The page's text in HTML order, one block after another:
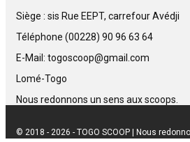
Siège : sis Rue EEPT, carrefour Avédji
Téléphone (00228) 90 96 63 64
E-Mail: togoscoop@gmail.com
Lomé-Togo
Nous redonnons un sens aux scoops.
© 2018 - 2026 - TOGO SCOOP | Nous